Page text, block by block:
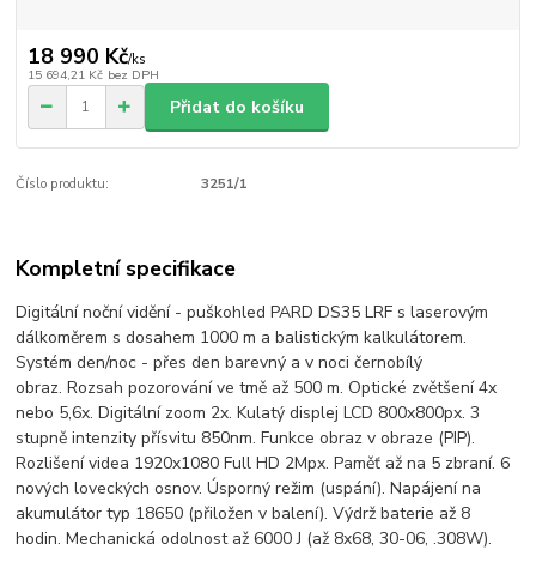
18 990 Kč/ks
15 694,21 Kč bez DPH
Přidat do košíku
Číslo produktu: 3251/1
Kompletní specifikace
Digitální noční vidění - puškohled PARD DS35 LRF s laserovým
dálkoměrem s dosahem 1000 m a balistickým kalkulátorem.
Systém den/noc - přes den barevný a v noci černobílý
obraz. Rozsah pozorování ve tmě až 500 m. Optické zvětšení 4x
nebo 5,6x. Digitální zoom 2x. Kulatý displej LCD 800x800px. 3
stupně intenzity přísvitu 850nm. Funkce obraz v obraze (PIP).
Rozlišení videa 1920x1080 Full HD 2Mpx. Paměť až na 5 zbraní. 6
nových loveckých osnov. Úsporný režim (uspání). Napájení na
akumulátor typ 18650 (přiložen v balení). Výdrž baterie až 8
hodin. Mechanická odolnost až 6000 J (až 8x68, 30-06, .308W).